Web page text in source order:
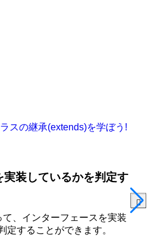
スの継承(extends)を学ぼう!
実装しているかを判定す
、インターフェースを実装
定することができます。